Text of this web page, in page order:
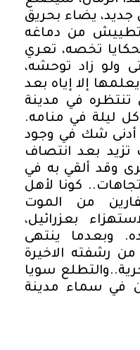
يضاء بحريق
تطييش من دماغه
تخصه، تعري
ولو زاد توحشه،
إلا إياه بعد
تنتظره في مدينة
كل ليلة في منامه.
أدنى شك في وجود
تزيد بعد انتصاف
وقد ألقي به في
كونا لأهل
من الموت
بعزرائيل،
وبعدما ينتهى
رشفته الاخيرة
سويا
في سماء مدينة